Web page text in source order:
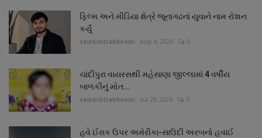
ફિલ્મ અને મીડિયા ક્ષેત્રે જૂનાગઢનાં યુવાને નામ રોશન
કર્યું
saurashtrabhoomi Aug 4, 2026 0
ચાંદીપુરા વાયરસથી મહેસાણા જીલ્લામાં 4 વર્ષીય
બાળકીનું મોત...
saurashtrabhoomi Jul 29, 2026 0
હવે ઈરાક ઉપર અમેરીકા-સાઉદી અરબનો હવાઈ